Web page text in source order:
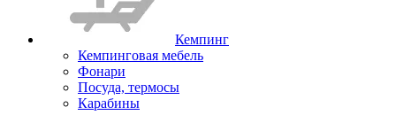
Кемпинг
Кемпинговая мебель
Фонари
Посуда, термосы
Карабины